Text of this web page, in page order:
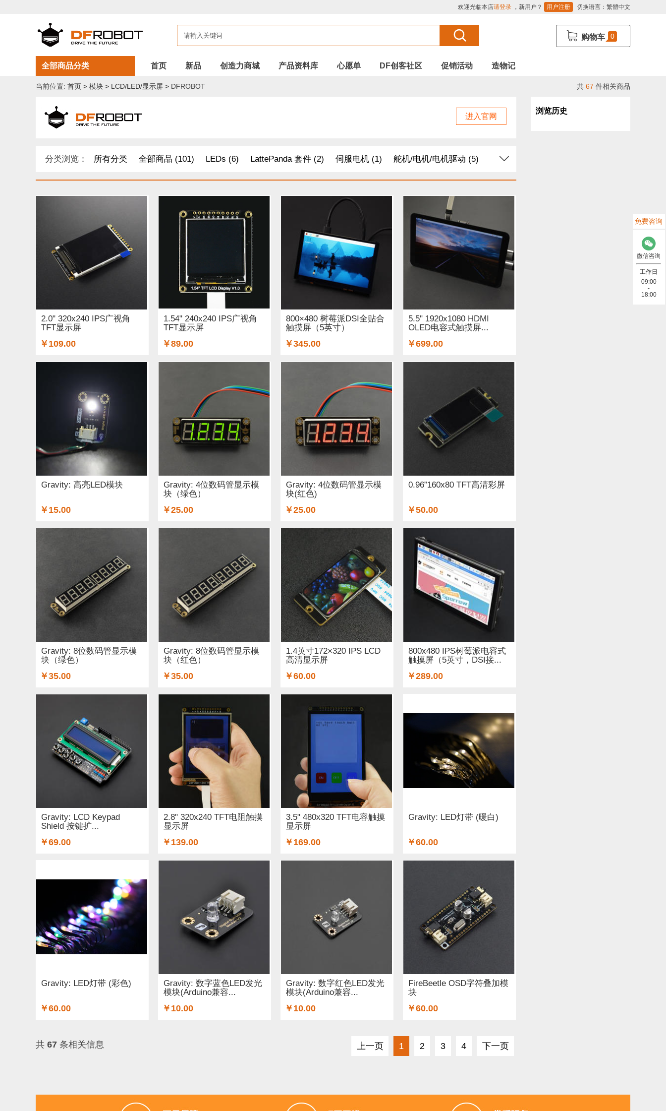
欢迎光临本店请登录 ，新用户？ 用户注册 切换语言： 繁體中文
购物车 0
全部商品分类 首页 新品 创造力商城 产品资料库 心愿单 DF创客社区 促销活动 造物记
当前位置: 首页 > 模块 > LCD/LED/显示屏 > DFROBOT 共 67 件相关商品
进入官网
分类浏览： 所有分类 全部商品 (101) LEDs (6) LattePanda 套件 (2) 伺服电机 (1) 舵机/电机/电机驱动 (5)
面包板/原型板 (12) Arduino (28) 距离传感器 (33) 其他模块 (23)
电缆&电线 (1) 温湿度传感器 (37) DF纪念品 (14) ARM (5) 重量传感器 (2) 电子器件 (3) 存储模块 (6)
结构件 (12) 键盘 (5) 液体传感器 (17) ESP32&ESP8266 (23) Lilypad（弃用） (1) 排针排母 (2) 总线&OBD (7)
Arduino 套件 (7) 声音传感器 (6) RTC模块 (6) 以太网 (3)
电源模块 (19) 外壳&保护套 (9) 柔性传感器 (3) 电流传感器 (9) 电源 (2) 交互传感器 (8) USB 数据线 (2)
加速度传感器 (32) LattePanda (1) 直流电机驱动器 (11) 制动器和平台 (3) LCD/LED/显示屏 (10)
压力传感器 (14) 其他开发板 (9) 编码器 (4) 螺丝和螺母 (2) Xbee / Zigbee (1) NB-IoT (4)
直流电机 (19) 电位计 (4) 锂电池 (2) 运动传感器 (16) 泵 (2) 通信 (19) 继电器 (8) 其他 (2)
铜柱 (2) 太阳能 (3) 其他电子器件 (5) 其他线材 (15) e-Health传感器 (7) 屏幕和显示器 (18) 数码管 (7)
无线电（射频） (4) GSM/GPRS/GPS (1) 开关和按钮 (34) 3D 打印机耗材 (6) 3D 打印机及配件 (14)
促销 (1) 套件 (1)
光线&图像传感器 (27) 心愿单 (5) 套餐 (12) 书籍 (19) 二极管和三极管 (1) AA电池 (4) micro:bit 套件 (4)
其他扩展板 (14) 晶振 (1) 英伟达 (1) 音频 (11) AI 人工智能 (2)
STEM/创客 教育 (9) 电子墨水 (2)
2.0" 320x240 IPS广视角
TFT显示屏
￥109.00
1.54" 240x240 IPS广视角
TFT显示屏
￥89.00
800×480 树莓派DSI全贴合
触摸屏（5英寸）
￥345.00
5.5" 1920x1080 HDMI
OLED电容式触摸屏...
￥699.00
Gravity: 高亮LED模块
￥15.00
Gravity: 4位数码管显示模
块（绿色）
￥25.00
Gravity: 4位数码管显示模
块(红色)
￥25.00
0.96”160x80 TFT高清彩屏
￥50.00
Gravity: 8位数码管显示模
块（绿色）
￥35.00
Gravity: 8位数码管显示模
块（红色）
￥35.00
1.4英寸172×320 IPS LCD
高清显示屏
￥60.00
800x480 IPS树莓派电容式
触摸屏（5英寸，DSI接...
￥289.00
Gravity: LCD Keypad
Shield 按键扩...
￥69.00
2.8" 320x240 TFT电阻触摸
显示屏
￥139.00
3.5" 480x320 TFT电容触摸
显示屏
￥169.00
Gravity: LED灯带 (暖白)
￥60.00
Gravity: LED灯带 (彩色)
￥60.00
Gravity: 数字蓝色LED发光
模块(Arduino兼容...
￥10.00
Gravity: 数字红色LED发光
模块(Arduino兼容...
￥10.00
FireBeetle OSD字符叠加模
块
￥60.00
共 67 条相关信息 上一页 1 2 3 4 下一页
浏览历史
免费咨询
微信咨询
工作日
09:00
-
18:00